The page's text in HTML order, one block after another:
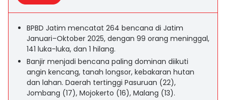
BPBD Jatim mencatat 264 bencana di Jatim
Januari–Oktober 2025, dengan 99 orang meninggal,
141 luka-luka, dan 1 hilang.
Banjir menjadi bencana paling dominan diikuti
angin kencang, tanah longsor, kebakaran hutan
dan lahan. Daerah tertinggi Pasuruan (22),
Jombang (17), Mojokerto (16), Malang (13).